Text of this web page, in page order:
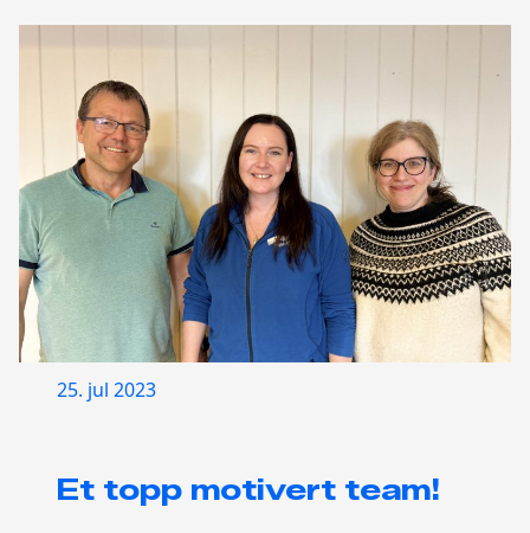
25. jul 2023
Et topp motivert team!